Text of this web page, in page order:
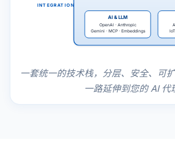
INTEGRATIONS
AI & LLM
OpenAI · Anthropic
Gemini · MCP · Embeddings
一套统一的技术栈，分层、安全、可
一路延伸到您的 AI 代